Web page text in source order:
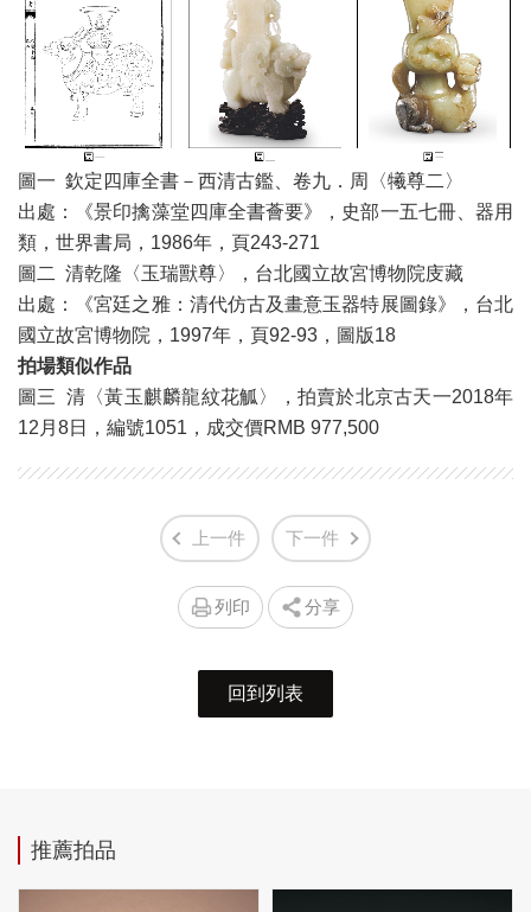
圖一 欽定四庫全書－西清古鑑、卷九．周〈犧尊二〉
出處：《景印擒藻堂四庫全書薈要》，史部一五七冊、器用
類，世界書局，1986年，頁243-271
圖二 清乾隆〈玉瑞獸尊〉，台北國立故宮博物院庋藏
出處：《宮廷之雅：清代仿古及畫意玉器特展圖錄》，台北
國立故宮博物院，1997年，頁92-93，圖版18
拍場類似作品
圖三 清〈黃玉麒麟龍紋花觚〉，拍賣於北京古天一2018年
12月8日，編號1051，成交價RMB 977,500
上一件 下一件
列印 分享
回到列表
推薦拍品